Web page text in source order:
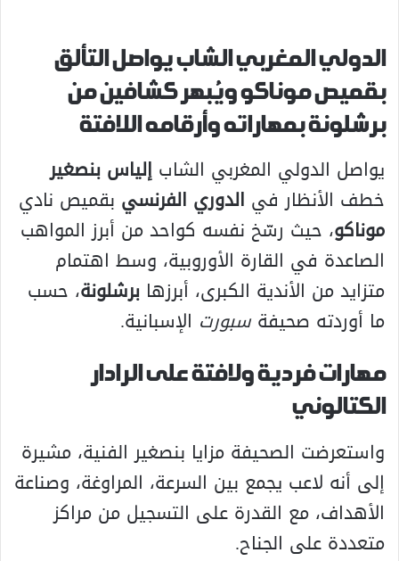
الدولي المغربي الشاب يواصل التألق
بقميص موناكو ويُبهر كشافين من
برشلونة بمهاراته وأرقامه اللافتة
يواصل الدولي المغربي الشاب إلياس بنصغير
خطف الأنظار في الدوري الفرنسي بقميص نادي
موناكو، حيث رسّخ نفسه كواحد من أبرز المواهب
الصاعدة في القارة الأوروبية، وسط اهتمام
متزايد من الأندية الكبرى، أبرزها برشلونة، حسب
ما أوردته صحيفةسبورت الإسبانية.
مهارات فردية ولافتة على الرادار
الكتالوني
واستعرضت الصحيفة مزايا بنصغير الفنية، مشيرة
إلى أنه لاعب يجمع بين السرعة، المراوغة، وصناعة
الأهداف، مع القدرة على التسجيل من مراكز
متعددة على الجناح.